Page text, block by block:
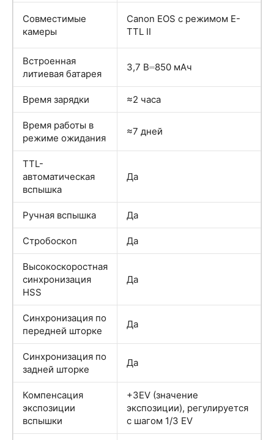
Совместимые
камеры
Canon EOS с режимом E-
TTL II
Встроенная
литиевая батарея
3,7 В⎓850 мАч
Время зарядки ≈2 часа
Время работы в
режиме ожидания
≈7 дней
TTL-
автоматическая
вспышка
Да
Ручная вспышка Да
Стробоскоп Да
Высокоскоростная
синхронизация
HSS
Да
Синхронизация по
передней шторке
Да
Синхронизация по
задней шторке
Да
Компенсация
экспозиции
вспышки
+3EV (значение
экспозиции), регулируется
с шагом 1/3 EV